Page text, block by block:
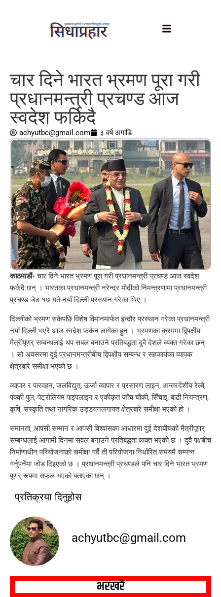
चार दिने भारत भ्रमण पूरा गरी
प्रधानमन्त्री प्रचण्ड आज
स्वदेश फर्किदै
achyutbc@gmail.com ३ वर्ष अगाडि
काठमाडौं- चार दिने भारत भ्रमण पूरा गरी प्रधानमन्त्री प्रचण्ड आज स्वदेश
फर्कदै छन् । भारतका प्रधानमन्त्री नरेन्द्र मोदीको निमन्त्रणामा प्रधानमन्त्री
प्रचण्ड जेठ १७ गते नयाँ दिल्ली प्रस्थान गरेका थिए ।
दिल्लीको भ्रमण सकेपछि विशेष विमानमार्फत इन्दौर प्रस्थान गरेका प्रधानमन्त्री
नयाँ दिल्ली भएरै आज स्वदेश फर्कन लागेका हुन । भ्रमणका क्रममा द्विपक्षीय
मैत्रीपूणर् सम्बन्धलाई थप सबल बनाउने प्रतिबद्धता दुवै देशले व्यक्त गरेका छन्
। सो अवसरमा दुई प्रधानमन्त्रीबीच द्विपक्षीय सम्बन्ध र सहकार्यका व्यापक
क्षेत्रबारे समीक्षा भएको छ ।
व्यापार र पारवहन, जलविद्युत्, ऊर्जा व्यापार र प्रसारण लाइन, अन्तरदेशीय रेल्वे,
पक्की पुल, पेट्रोलियम पाइपलाइन र एकीकृत जाँच चौकी, सिँचाइ, बाढी नियन्त्रण,
कृषि, संस्कृति तथा नागरिक उड्डयनलगायत क्षेत्रबारे समीक्षा भएको हो ।
समानता, आपसी सम्मान र आपसी विश्वासका आधारमा दुई देशबीचको मैत्रीपूणर्
सम्बन्धलाई आगामी दिनमा सवल बनाउने प्रतिबद्धता व्यक्त भएको छ । दुवै पक्षबीच
निर्माणाधीन परियोजनाको समीक्षा गर्दै ती परियोजना निर्धारित समयमै सम्पन्न
गर्नुपर्नेमा जोड दिइएको छ । प्रधानमन्त्री प्रचण्डले पनि चार दिने भारत भ्रमण
पूणर् रूपमा सफल भएको बताएका छन् ।
प्रतिक्रया दिनुहोस
achyutbc@gmail.com
भरखरै